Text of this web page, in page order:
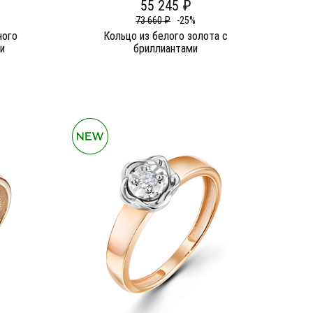
55 245 ₽
73 660 ₽ -25%
Кольцо из белого золота c
бриллиантами